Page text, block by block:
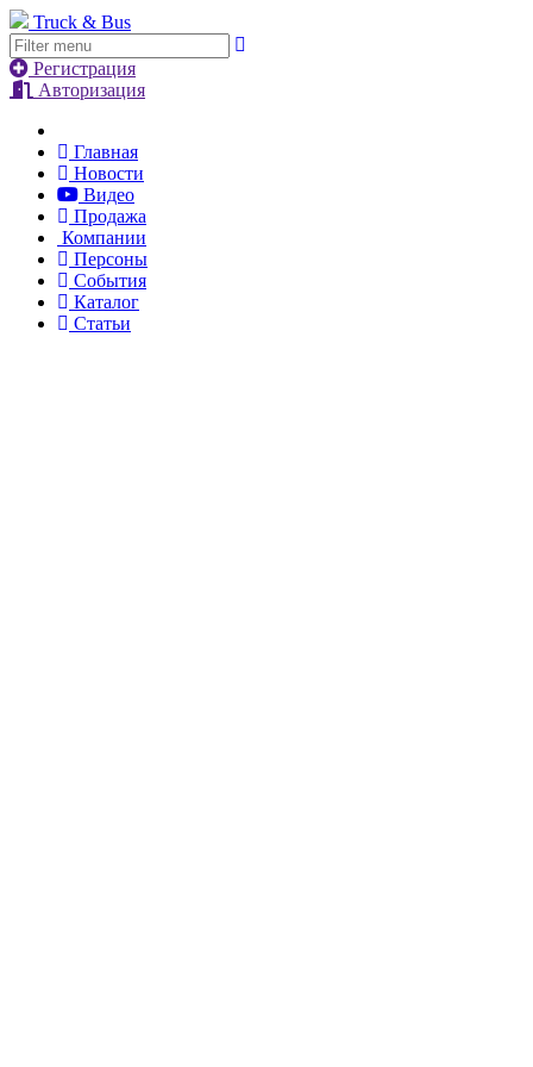
Truck & Bus
Регистрация
Авторизация
Главная
Новости
Видео
Продажа
Компании
Персоны
События
Каталог
Статьи